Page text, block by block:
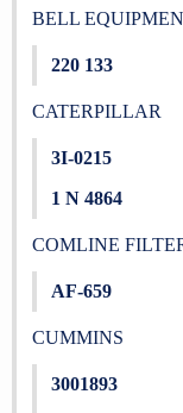
BELL
220 133
CATERPILLAR
3I-0215
1 N 4864
COMLINE
AF-659
CUMMINS
3001893